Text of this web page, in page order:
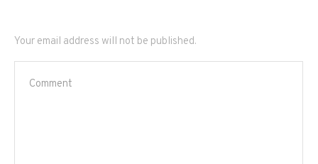
Your email address will not be published.